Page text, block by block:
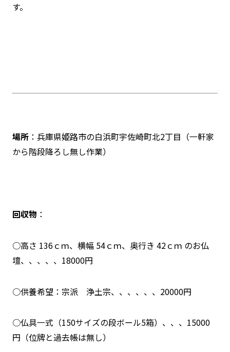
す。
場所：兵庫県姫路市の白浜町宇佐崎町北2丁目（一軒家
から階段降ろし無し作業）
回収物 ：
○高さ 136ｃｍ、横幅 54ｃｍ、奥行き 42ｃｍ のお仏
壇、、、、、18000円
○供養希望：宗派 浄土宗、、、、、、20000円
○仏具一式（150サイズの段ボール5箱）、、、15000
円（位牌と過去帳は無し）